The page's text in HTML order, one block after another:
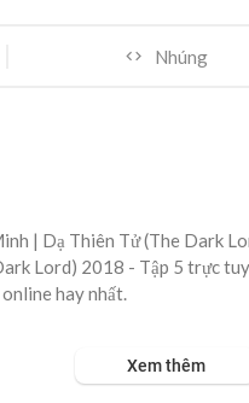
Nhúng
| Dạ Thiên Tử (The Dark
Lord) 2018 - Tập 5 trực
hay nhất.
Xem thêm